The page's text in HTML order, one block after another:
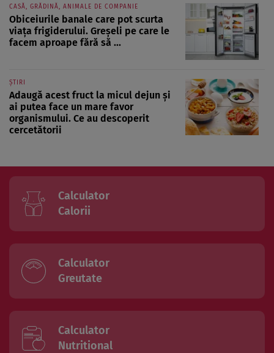
CASĂ, GRĂDINĂ, ANIMALE DE COMPANIE
Obiceiurile banale care pot scurta
viața frigiderului. Greșeli pe care le
facem aproape fără să ...
ȘTIRI
Adaugă acest fruct la micul dejun și
ai putea face un mare favor
organismului. Ce au descoperit
cercetătorii
Calculator
Calorii
Calculator
Greutate
Calculator
Nutritional